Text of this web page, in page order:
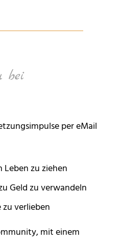
bei
per eMail
Leben zu ziehen
Geld zu verwandeln
verlieben
mit einem